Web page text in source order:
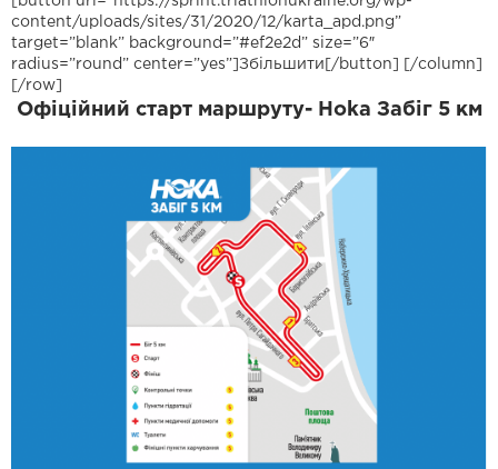
content/uploads/sites/31/2020/12/karta_apd.png”
target=”blank” background=”#ef2e2d” size=”6″
radius=”round” center=”yes”]Збільшити[/button] [/column]
[/row]
Офіційний старт маршруту- Hoka Забіг 5 км